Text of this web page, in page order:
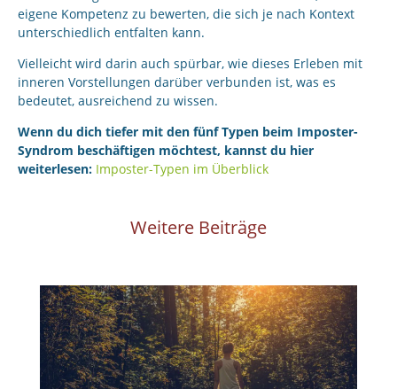
eigene Kompetenz zu bewerten, die sich je nach Kontext
unterschiedlich entfalten kann.
Vielleicht wird darin auch spürbar, wie dieses Erleben mit
inneren Vorstellungen darüber verbunden ist, was es
bedeutet, ausreichend zu wissen.
Wenn du dich tiefer mit den fünf Typen beim Imposter-
Syndrom beschäftigen möchtest, kannst du hier
weiterlesen: Imposter-Typen im Überblick
Weitere Beiträge